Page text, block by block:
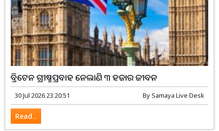
ବ୍ରିଟେନ ଗ୍ରୀଷ୍ମପ୍ରବ‌ାହ ନେଲାଣି ୩ ହଜାର ଜୀବନ
30 Jul 2026 23:20:51 BySamaya Live Desk
Read...